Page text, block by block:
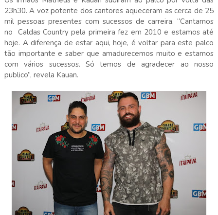
23h30. A voz potente dos cantores aqueceram as cerca de 25
mil pessoas presentes com sucessos de carreira. “Cantamos
no Caldas Country pela primeira fez em 2010 e estamos até
hoje. A diferença de estar aqui, hoje, é voltar para este palco
tão importante e saber que amadurecemos muito e estamos
com vários sucessos. Só temos de agradecer ao nosso
publico”, revela Kauan.